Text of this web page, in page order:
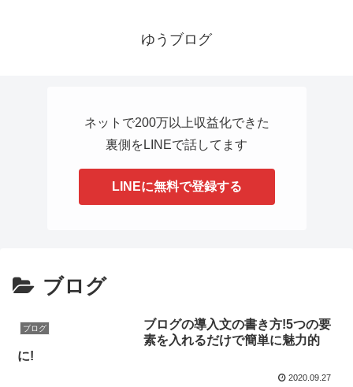
ゆうブログ
ネットで200万以上収益化できた
裏側をLINEで話してます
LINEに無料で登録する
ブログ
ブログ
ブログの導入文の書き方!5つの要
素を入れるだけで簡単に魅力的
に!
2020.09.27